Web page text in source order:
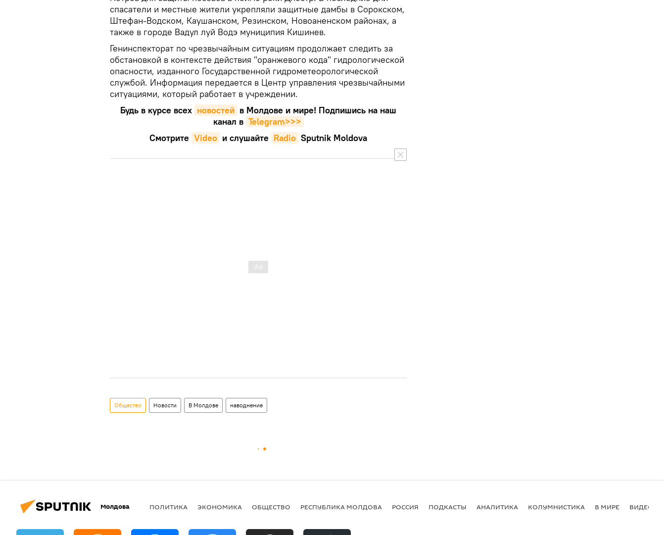
спасатели и местные жители укрепляли защитные дамбы в Сорокском,
Штефан-Водском, Каушанском, Резинском, Новоаненском районах, а
также в городе Вадул луй Водэ муниципия Кишинев.
Генинспекторат по чрезвычайным ситуациям продолжает следить за
обстановкой в контексте действия "оранжевого кода" гидрологической
опасности, изданного Государственной гидрометеорологической
службой. Информация передается в Центр управления чрезвычайными
ситуациями, который работает в учреждении.
Будь в курсе всех новостей в Молдове и мире! Подпишись на наш
канал в Telegram>>>
Смотрите Video и слушайте Radio Sputnik Moldova
Общество Новости В Молдове наводнение
Молдова ПОЛИТИКА ЭКОНОМИКА ОБЩЕСТВО РЕСПУБЛИКА МОЛДОВА РОССИЯ ПОДКАСТЫ АНАЛИТИКА КОЛУМНИСТИКА В МИРЕ ВИДЕО